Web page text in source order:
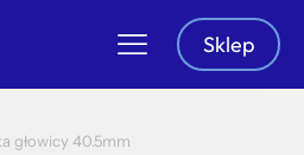
Sklep
głowicy 40.5mm